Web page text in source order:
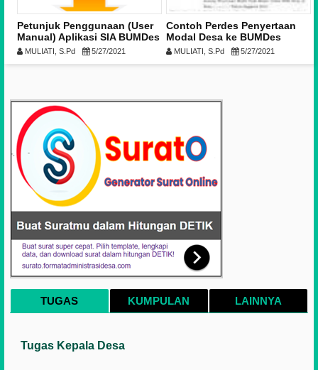
Petunjuk Penggunaan (User
Manual) Aplikasi SIA BUMDes
MULIATI, S.Pd 5/27/2021
Contoh Perdes Penyertaan
Modal Desa ke BUMDes
Tahun 2021 [Doc-PDF]
MULIATI, S.Pd 5/27/2021
TUGAS KUMPULAN LAINNYA
Tugas Kepala Desa